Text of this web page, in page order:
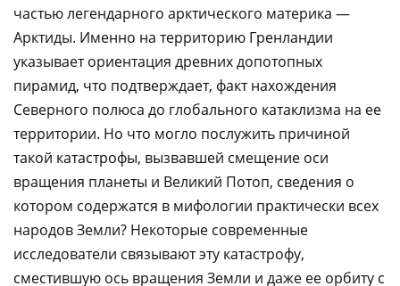
частью легендарного арктического материка —
Арктиды. Именно на территорию Гренландии
указывает ориентация древних допотопных
пирамид, что подтверждает, факт нахождения
Северного полюса до глобального катаклизма на ее
территории. Но что могло послужить причиной
такой катастрофы, вызвавшей смещение оси
вращения планеты и Великий Потоп, сведения о
котором содержатся в мифологии практически всех
народов Земли? Некоторые современные
исследователи связывают эту катастрофу,
сместившую ось вращения Земли и даже ее орбиту с